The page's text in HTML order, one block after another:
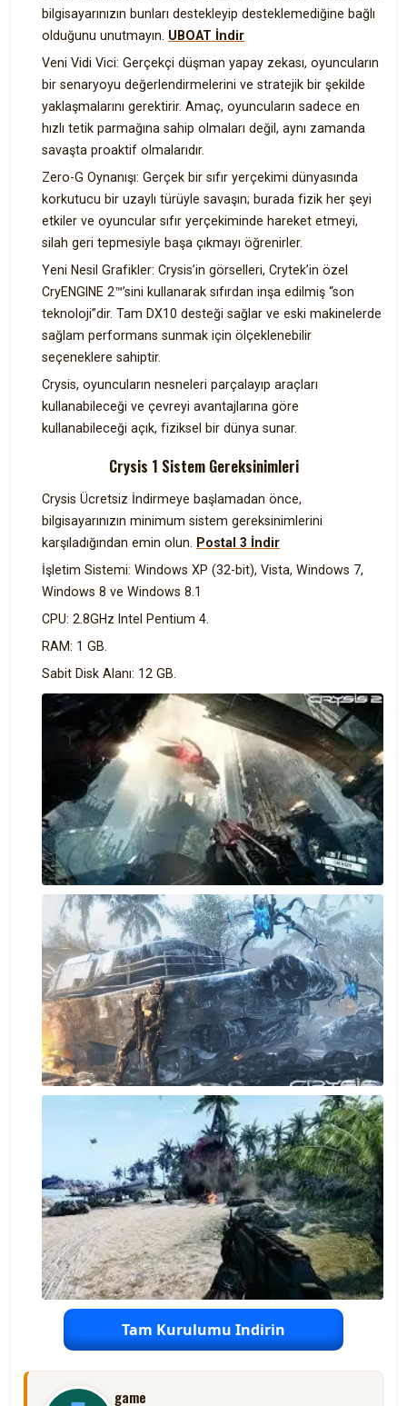
bilgisayarınızın bunları destekleyip desteklemediğine bağlı
olduğunu unutmayın. UBOAT İndir
Veni Vidi Vici: Gerçekçi düşman yapay zekası, oyuncuların
bir senaryoyu değerlendirmelerini ve stratejik bir şekilde
yaklaşmalarını gerektirir. Amaç, oyuncuların sadece en
hızlı tetik parmağına sahip olmaları değil, aynı zamanda
savaşta proaktif olmalarıdır.
Zero-G Oynanışı: Gerçek bir sıfır yerçekimi dünyasında
korkutucu bir uzaylı türüyle savaşın; burada fizik her şeyi
etkiler ve oyuncular sıfır yerçekiminde hareket etmeyi,
silah geri tepmesiyle başa çıkmayı öğrenirler.
Yeni Nesil Grafikler: Crysis’in görselleri, Crytek’in özel
CryENGINE 2™’sini kullanarak sıfırdan inşa edilmiş “son
teknoloji”dir. Tam DX10 desteği sağlar ve eski makinelerde
sağlam performans sunmak için ölçeklenebilir
seçeneklere sahiptir.
Crysis, oyuncuların nesneleri parçalayıp araçları
kullanabileceği ve çevreyi avantajlarına göre
kullanabileceği açık, fiziksel bir dünya sunar.
Crysis 1 Sistem Gereksinimleri
Crysis Ücretsiz İndirmeye başlamadan önce,
bilgisayarınızın minimum sistem gereksinimlerini
karşıladığından emin olun.
Postal 3 İndir
İşletim Sistemi: Windows XP (32-bit), Vista, Windows 7,
Windows 8 ve Windows 8.1
CPU: 2.8GHz Intel Pentium 4.
RAM: 1 GB.
Sabit Disk Alanı: 12 GB.
Tam Kurulumu Indirin
game